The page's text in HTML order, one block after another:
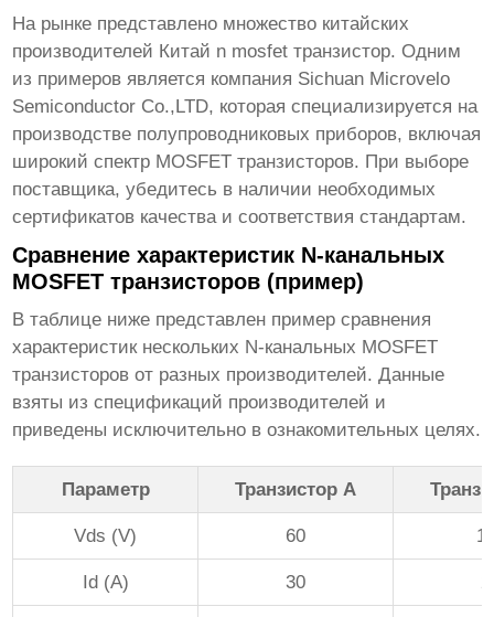
На рынке представлено множество китайских
производителей Китай n mosfet транзистор. Одним
из примеров является компания Sichuan Microvelo
Semiconductor Co.,LTD, которая специализируется на
производстве полупроводниковых приборов, включая
широкий спектр MOSFET транзисторов. При выборе
поставщика, убедитесь в наличии необходимых
сертификатов качества и соответствия стандартам.
Сравнение характеристик N-канальных
MOSFET транзисторов (пример)
В таблице ниже представлен пример сравнения
характеристик нескольких N-канальных MOSFET
транзисторов от разных производителей. Данные
взяты из спецификаций производителей и
приведены исключительно в ознакомительных целях.
Параметр Транзистор A
Vds (V) 60
Id (A) 30